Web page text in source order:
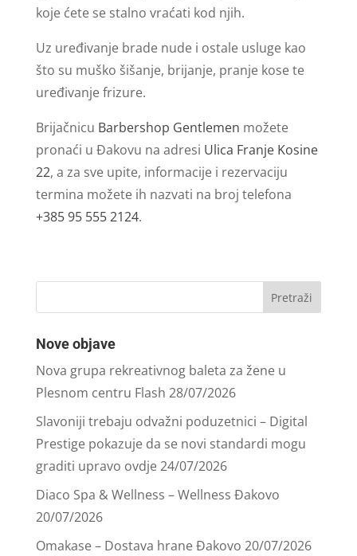
koje ćete se stalno vraćati kod njih.
Uz uređivanje brade nude i ostale usluge kao
što su muško šišanje, brijanje, pranje kose te
uređivanje frizure.
Brijačnicu Barbershop Gentlemen možete
pronaći u Đakovu na adresi Ulica Franje Kosine
22, a za sve upite, informacije i rezervaciju
termina možete ih nazvati na broj telefona
+385 95 555 2124.
Nove objave
Nova grupa rekreativnog baleta za žene u
Plesnom centru Flash 28/07/2026
Slavoniji trebaju odvažni poduzetnici – Digital
Prestige pokazuje da se novi standardi mogu
graditi upravo ovdje24/07/2026
Diaco Spa & Wellness – Wellness Đakovo
20/07/2026
Omakase – Dostava hrane Đakovo 20/07/2026